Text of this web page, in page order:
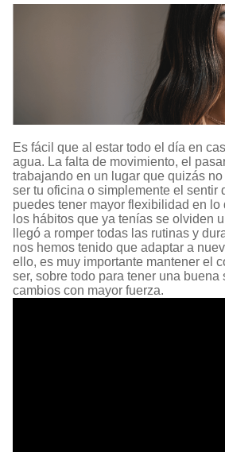
Es fácil que al estar todo el día en
agua. La falta de movimiento, el
trabajando en un lugar que quizás
ser tu oficina o simplemente el sentir
puedes tener mayor flexibilidad en lo
los hábitos que ya tenías se olviden
llegó a romper todas las rutinas y
nos hemos tenido que adaptar a
ello, es muy importante mantener el
ser, sobre todo para tener una buena
cambios con mayor fuerza.